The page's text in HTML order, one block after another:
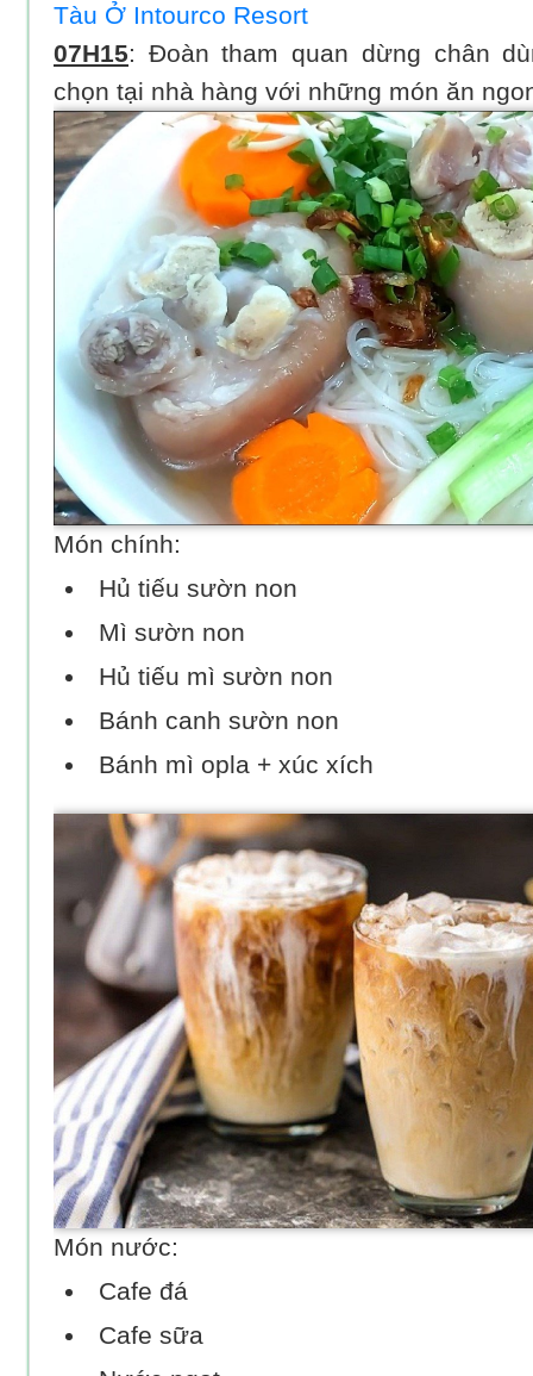
Tàu Ở Intourco Resort
07H15: Đoàn tham quan dừng chân
chọn tại nhà hàng với những món ăn
Món chính:
Hủ tiếu sườn non
Mì sườn non
Hủ tiếu mì sườn non
Bánh canh sườn non
Bánh mì opla + xúc xích​
Món nước:
Cafe đá
Cafe sữa